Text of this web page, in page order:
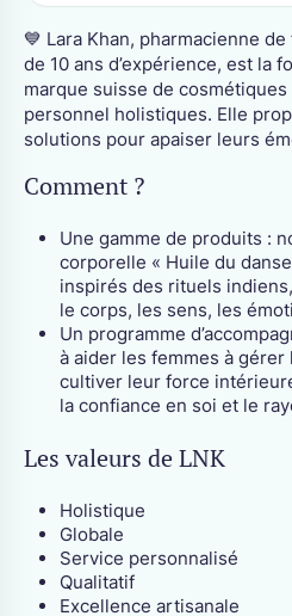
💙 Lara Khan, pharmacienne
de 10 ans d’expérience, est la
marque suisse de
personnel holistiques. Elle
solutions pour apaiser leurs
Comment ?
Une gamme de produits :
corporelle « Huile du
inspirés des rituels
le corps, les sens, les
Un programme
à aider les femmes à
cultiver leur force
la confiance en soi et le
Les valeurs de LNK
Holistique
Globale
Service personnalisé
Qualitatif
Excellence artisanale